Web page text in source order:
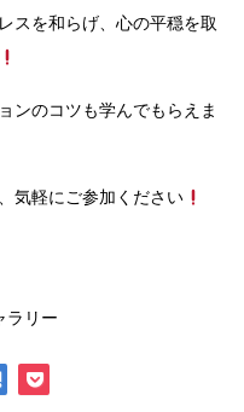
スを和らげ、心の平穏を取
ンのコツも学んでもらえま
気軽にご参加ください
ラリー